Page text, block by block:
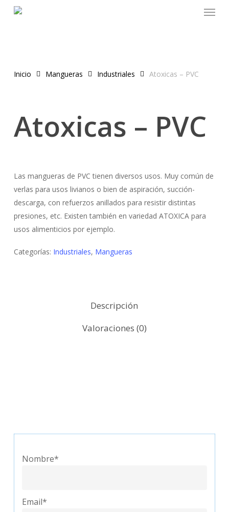
Menu
Inicio Mangueras Industriales Atoxicas – PVC
Atoxicas – PVC
Las mangueras de PVC tienen diversos usos. Muy común de
verlas para usos livianos o bien de aspiración, succión-
descarga, con refuerzos anillados para resistir distintas
presiones, etc. Existen también en variedad ATOXICA para
usos alimenticios por ejemplo.
Categorías: Industriales, Mangueras
Descripción
Valoraciones (0)
Nombre*
Email*